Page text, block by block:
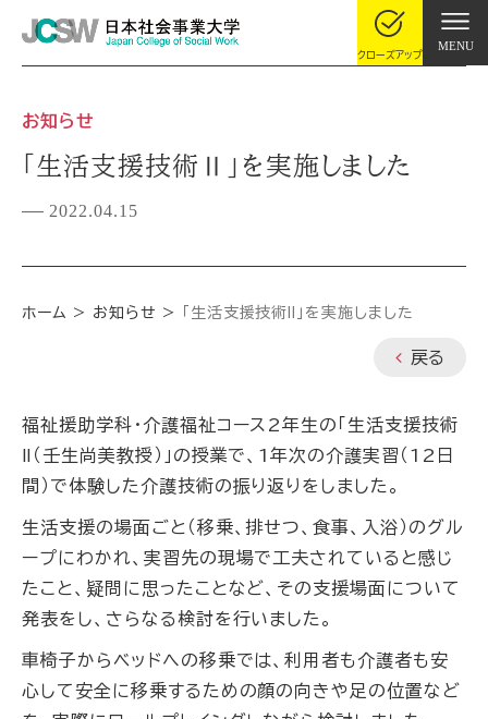
クローズアップ
MENU
お知らせ
「生活支援技術Ⅱ」を実施しました
2022.04.15
ホーム お知らせ 「生活支援技術Ⅱ」を実施しました
戻る
福祉援助学科・介護福祉コース2年生の「生活支援技術
Ⅱ（壬生尚美教授）」の授業で、1年次の介護実習（12日
間）で体験した介護技術の振り返りをしました。
生活支援の場面ごと（移乗、排せつ、食事、入浴）のグル
ープにわかれ、実習先の現場で工夫されていると感じ
たこと、疑問に思ったことなど、その支援場面について
発表をし、さらなる検討を行いました。
車椅子からベッドへの移乗では、利用者も介護者も安
心して安全に移乗するための顔の向きや足の位置など